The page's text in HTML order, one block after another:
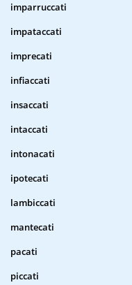
imparruccati
impataccati
imprecati
infiaccati
insaccati
intaccati
intonacati
ipotecati
lambiccati
mantecati
pacati
piccati